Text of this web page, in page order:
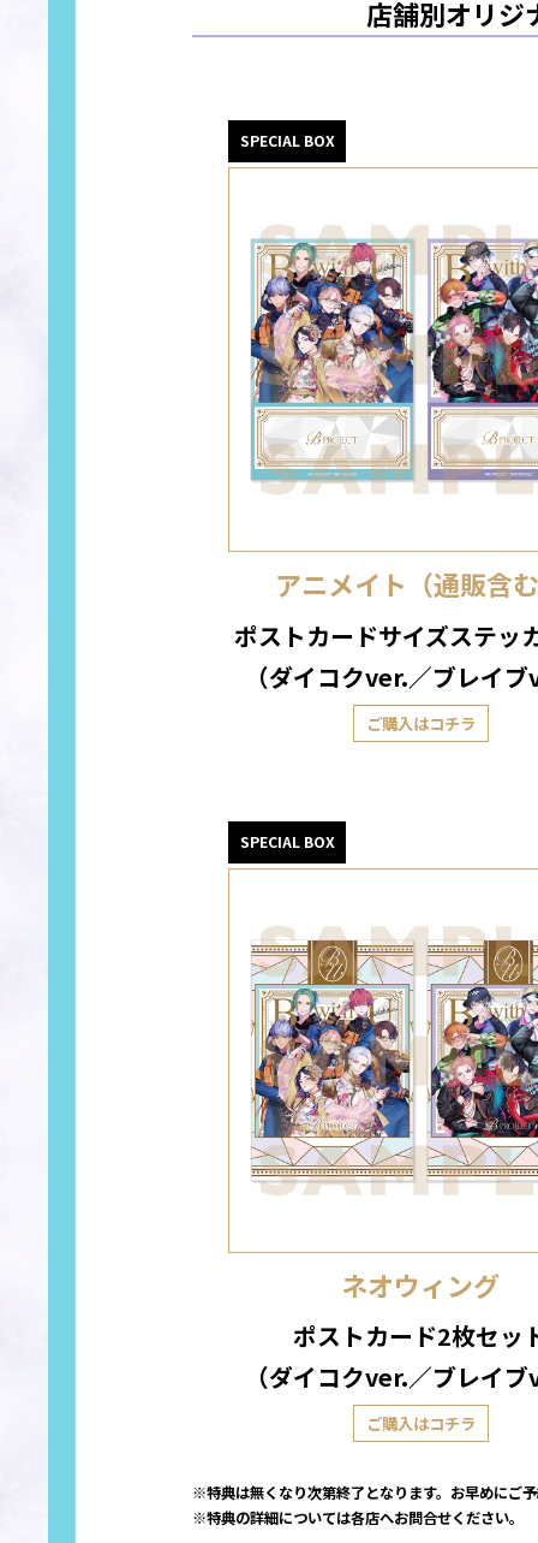
店舗別オリジ
SPECIAL BOX
アニメイト（通販含
ポストカードサイズステッ
（ダイコクver.／ブレイ
ご購入はコチラ
SPECIAL BOX
ネオウィング
ポストカード2枚セッ
（ダイコクver.／ブレイ
ご購入はコチラ
※特典は無くなり次第終了となります。お早めにご
※特典の詳細については各店へお問合せください。